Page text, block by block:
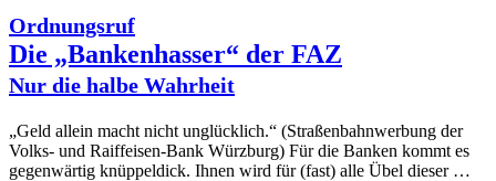
Ordnungsruf
Die „Bankenhasser“ der FAZ
Nur die halbe Wahrheit
„Geld allein macht nicht unglücklich.“ (Straßenbahnwerbung der
Volks- und Raiffeisen-Bank Würzburg) Für die Banken kommt es
gegenwärtig knüppeldick. Ihnen wird für (fast) alle Übel dieser …